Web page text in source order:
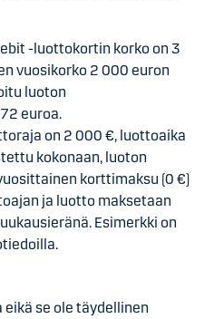
-luottokortin korko on 3
vuosikorko 2 000 euron
luoton
euroa.
on 2 000 €, luottoaika
kokonaan, luoton
korttimaksu (0 €)
ja luotto maksetaan
Esimerkki on
se ole täydellinen